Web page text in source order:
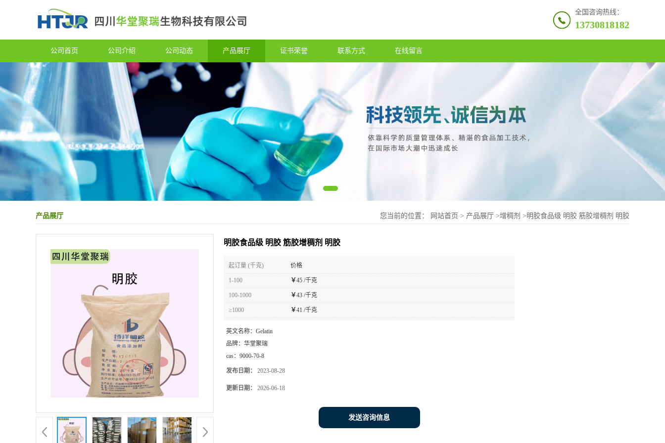
全国咨询热线：
13730818182
公司首页 公司介绍 公司动态 产品展厅 证书荣誉 联系方式 在线留言
产品展厅 您当前的位置： 网站首页 > 产品展厅 >增稠剂 >明胶食品级 明胶 筋胶增稠剂 明胶
明胶食品级 明胶 筋胶增稠剂 明胶
起订量 (千克) 价格
1-100 ￥45 /千克
100-1000 ￥43 /千克
≥1000 ￥41 /千克
英文名称： Gelatin
品牌： 华堂聚瑞
cas： 9000-70-8
发布日期： 2023-08-28
更新日期： 2026-06-18
发送咨询信息